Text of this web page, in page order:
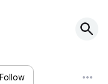
Follow